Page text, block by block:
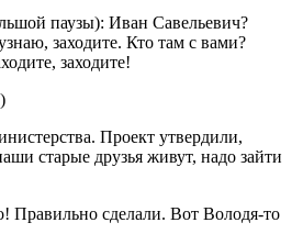
паузы): Иван Савельевич?
заходите. Кто там с вами?
заходите!
Проект утвердили,
старые друзья живут, надо зайти
сделали. Вот Володя-то